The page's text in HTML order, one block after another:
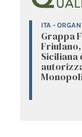
ITA -
Grappa
Siciliana